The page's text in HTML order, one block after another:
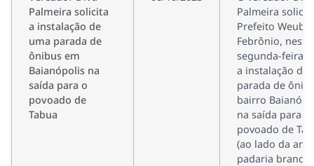
Palmeira solicita
a instalação de
uma parada de
ônibus em
Baianópolis na
saída para o
povoado de
Tabua
Palmeira
Prefeito Weube
Febrônio, nesta
segunda-feira
a instalação de
parada de
bairro
na saída para o
povoado de
(ao lado da
padaria branca